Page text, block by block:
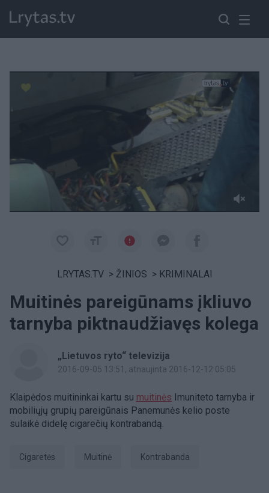
LRYTAS.TV > ŽINIOS > KRIMINALAI
Muitinės pareigūnams įkliuvo
tarnyba piktnaudžiavęs kolega
„Lietuvos ryto“ televizija
2016-09-05 13:51 , atnaujinta 2016-12-12 05:05
Klaipėdos muitininkai kartu su muitinės Imuniteto tarnyba ir
mobiliųjų grupių pareigūnais Panemunės kelio poste
sulaikė didelę cigarečių kontrabandą.
Cigaretės muitinė Kontrabanda